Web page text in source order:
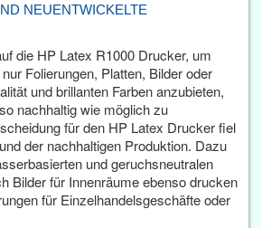
NEUENTWICKELTE
die HP Latex R1000 Drucker, um
Folierungen, Platten, Bilder oder
und brillanten Farben anzubieten,
nachhaltig wie möglich zu
für den HP Latex Drucker fiel
der nachhaltigen Produktion. Dazu
und geruchsneutralen
Bilder für Innenräume ebenso drucken
für Einzelhandelsgeschäfte oder